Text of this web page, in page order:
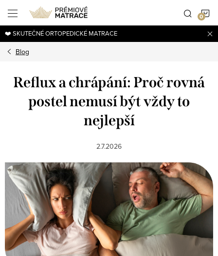
obsah
❤️ SKUTEČNÉ ORTOPEDICKÉ MATRACE
Blog
Reflux a chrápání: Proč rovná
postel nemusí být vždy to
nejlepší
2.7.2026